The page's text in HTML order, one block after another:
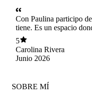
Con Paulina participo
tiene. Es un espacio
comunidad ideas,
historias. Pauli ha
respeto donde me siento
Nos da orientaciones y
día, estoy muy contenta
5
Carolina Rivera
Junio 2026
SOBRE MÍ